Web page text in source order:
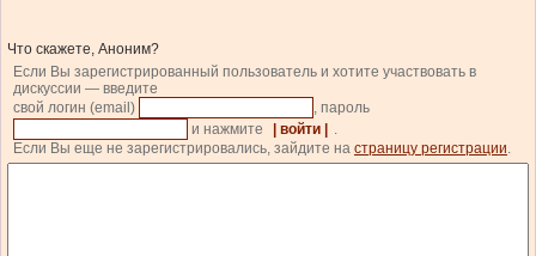
Что скажете, Аноним?
Если Вы зарегистрированный пользователь и хотите участвовать в
дискуссии — введите
свой логин (email)
, пароль
и нажмите
| войти | .
Если Вы еще не зарегистрировались, зайдите на страницу регистрации.